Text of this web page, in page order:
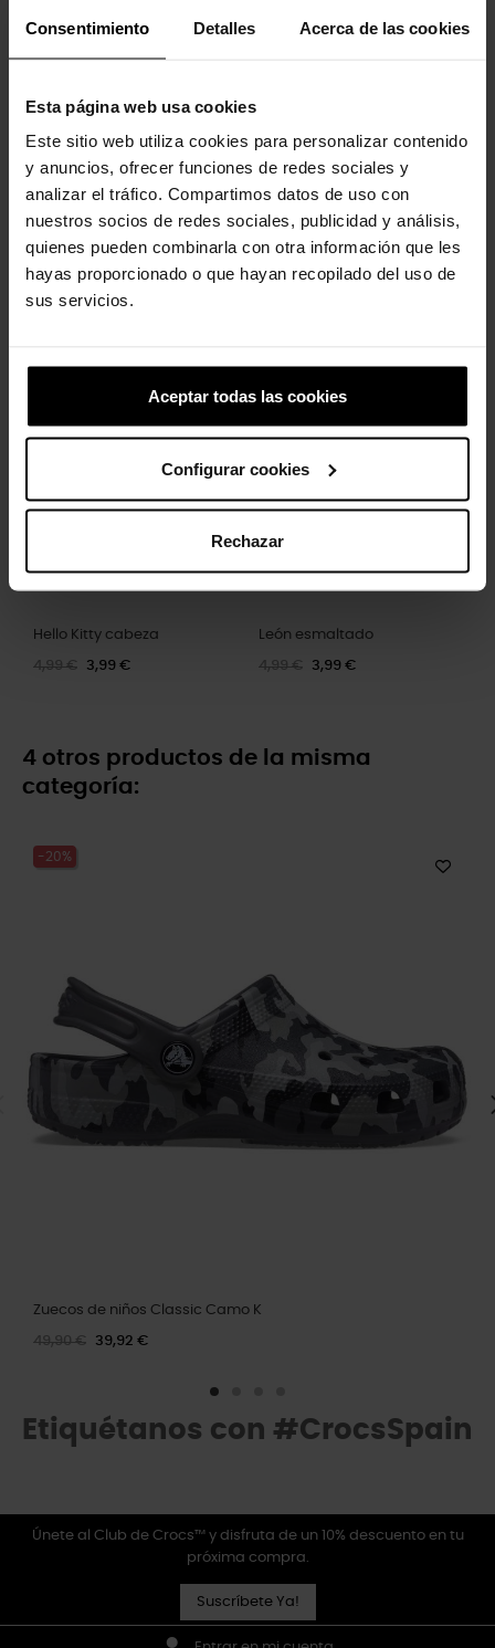
Consentimiento Detalles Acerca de las cookies
Esta página web usa cookies
Este sitio web utiliza cookies para personalizar contenido
y anuncios, ofrecer funciones de redes sociales y
analizar el tráfico. Compartimos datos de uso con
nuestros socios de redes sociales, publicidad y análisis,
quienes pueden combinarla con otra información que les
hayas proporcionado o que hayan recopilado del uso de
sus servicios.
Aceptar todas las cookies
Configurar cookies
Rechazar
Los clientes que compraron este
producto también han comprado:
-20%
-20%
Hello Kitty cabeza
4,99 € 3,99 €
-20%
León esmaltado
4,99 € 3,99 €
4 otros productos de la misma
categoría:
-20%
Zuecos de niños Classic Camo K
49,90 € 39,92 €
Etiquétanos con #CrocsSpain
Únete al Club de Crocs™ y disfruta de un 10% descuento en tu
próxima compra.
Suscríbete Ya!